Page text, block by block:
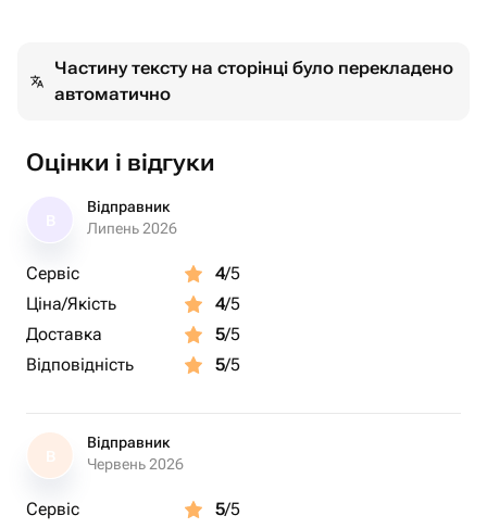
Частину тексту на сторінці було перекладено
автоматично
Оцінки і відгуки
Відправник
Липень 2026
Сервіс 4/5
Ціна/Якість
4/5
Доставка
5/5
Відповідність
5/5
В
Відправник
Червень 2026
Сервіс 5/5